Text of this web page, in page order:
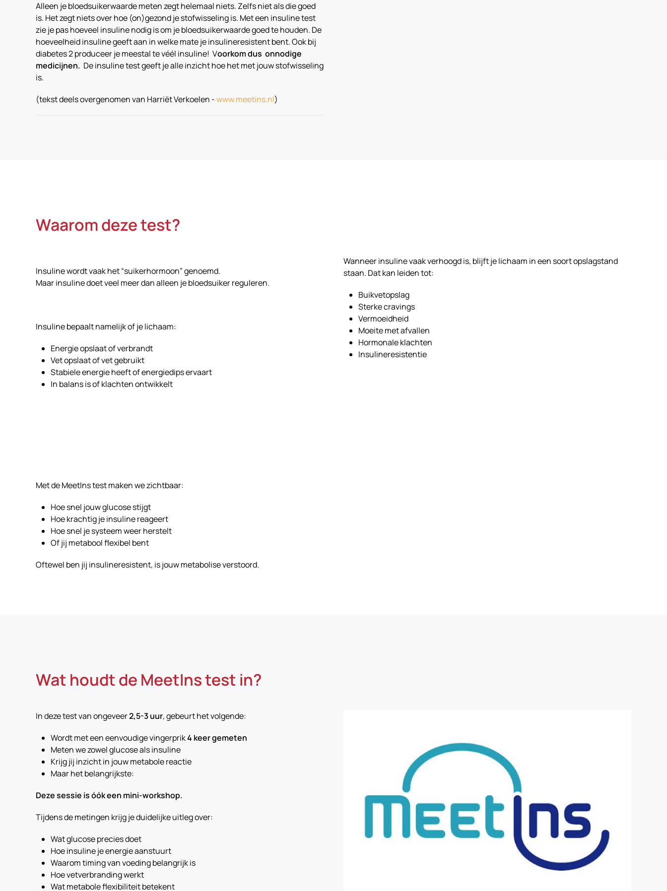
Alleen je bloedsuikerwaarde meten zegt helemaal niets. Zelfs niet als die goed
is. Het zegt niets over hoe (on)gezond je stofwisseling is. Met een insuline test
zie je pas hoeveel insuline nodig is om je bloedsuikerwaarde goed te houden. De
hoeveelheid insuline geeft aan in welke mate je insulineresistent bent. Ook bij
diabetes 2 produceer je meestal te véél insuline! Voorkom dus onnodige
medicijnen. De insuline test geeft je alle inzicht hoe het met jouw stofwisseling
is.
(tekst deels overgenomen van Harriët Verkoelen -www.meetins.nl)
Waarom deze test?
Insuline wordt vaak het “suikerhormoon” genoemd.
Maar insuline doet veel meer dan alleen je bloedsuiker reguleren.
Insuline bepaalt namelijk of je lichaam:
Energie opslaat of verbrandt
Vet opslaat of vet gebruikt
Stabiele energie heeft of energiedips ervaart
In balans is of klachten ontwikkelt
Wanneer insuline vaak verhoogd is, blijft je lichaam in een soort opslagstand
staan. Dat kan leiden tot:
Buikvetopslag
Sterke cravings
Vermoeidheid
Moeite met afvallen
Hormonale klachten
Insulineresistentie
Met de MeetIns test maken we zichtbaar:
Hoe snel jouw glucose stijgt
Hoe krachtig je insuline reageert
Hoe snel je systeem weer herstelt
Of jij metabool flexibel bent
Oftewel ben jij insulineresistent, is jouw metabolise verstoord.
Wat houdt de MeetIns test in?
In deze test van ongeveer2,5-3 uur, gebeurt het volgende:
Wordt met een eenvoudige vingerprik4 keer gemeten
Meten we zowel glucose als insuline
Krijg jij inzicht in jouw metabole reactie
Maar het belangrijkste:
Deze sessie is óók een mini-workshop.
Tijdens de metingen krijg je duidelijke uitleg over:
Wat glucose precies doet
Hoe insuline je energie aanstuurt
Waarom timing van voeding belangrijk is
Hoe vetverbranding werkt
Wat metabole flexibiliteit betekent